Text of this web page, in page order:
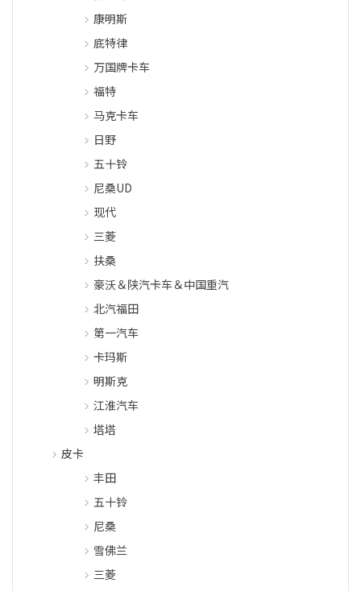
康明斯
底特律
万国牌卡车
福特
马克卡车
日野
五十铃
尼桑UD
现代
三菱
扶桑
豪沃＆陕汽卡车＆中国重汽
北汽福田
第一汽车
卡玛斯
明斯克
江淮汽车
塔塔
皮卡
丰田
五十铃
尼桑
雪佛兰
三菱